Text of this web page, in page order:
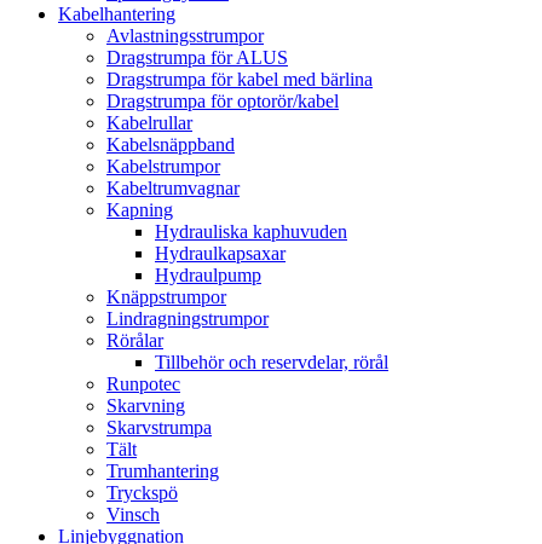
Kabelhantering
Avlastningsstrumpor
Dragstrumpa för ALUS
Dragstrumpa för kabel med bärlina
Dragstrumpa för optorör/kabel
Kabelrullar
Kabelsnäppband
Kabelstrumpor
Kabeltrumvagnar
Kapning
Hydrauliska kaphuvuden
Hydraulkapsaxar
Hydraulpump
Knäppstrumpor
Lindragningstrumpor
Rörålar
Tillbehör och reservdelar, rörål
Runpotec
Skarvning
Skarvstrumpa
Tält
Trumhantering
Tryckspö
Vinsch
Linjebyggnation